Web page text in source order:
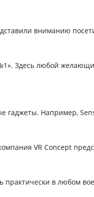
вниманию
Здесь любой
Например,
VR Concept
практически в любом